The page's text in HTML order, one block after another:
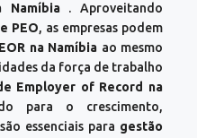
Namíbia. Aproveitando
PEO, as empresas podem
na Namíbia ao mesmo
da força de trabalho
Employer of Record na
para o crescimento,
são essenciais para gestão